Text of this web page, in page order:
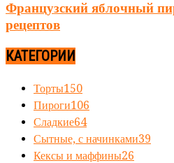
Французский яблочный
рецептов
КАТЕГОРИИ
Торты150
Пироги106
Сладкие64
Сытные, с начинками39
Кексы и маффины26